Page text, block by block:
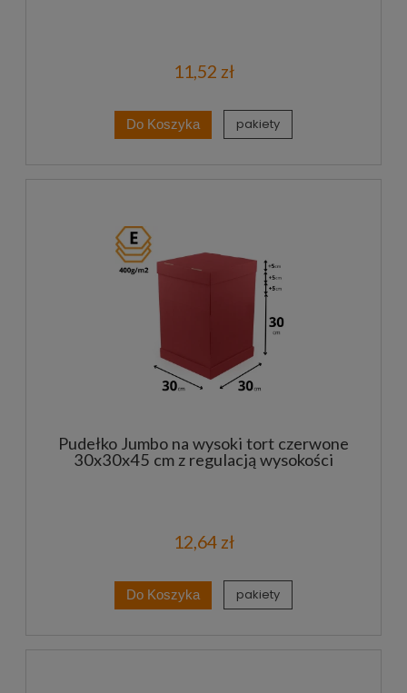
11,52 zł
Do Koszyka pakiety
Pudełko Jumbo na wysoki tort czerwone
30x30x45 cm z regulacją wysokości
12,64 zł
Do Koszyka pakiety